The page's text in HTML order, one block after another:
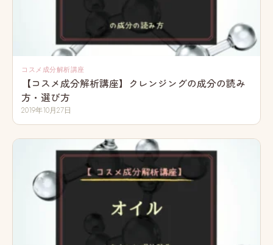
コスメ成分解析講座
【コスメ成分解析講座】クレンジングの成分の読み
方・選び方
2019年10月27日